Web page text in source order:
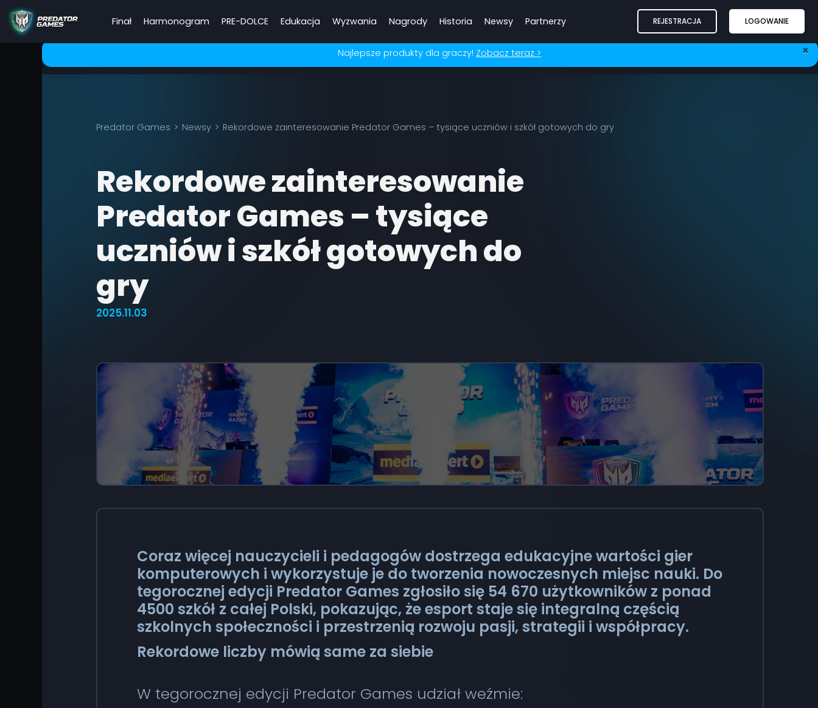
Finał Harmonogram PRE-DOLCE Edukacja Wyzwania Nagrody Historia Newsy Partnerzy REJESTRACJA LOGOWANIE
×
Najlepsze produkty dla graczy! Zobacz teraz >
Predator Games Newsy Rekordowe zainteresowanie Predator Games – tysiące uczniów i szkół gotowych do gry
Rekordowe zainteresowanie
Predator Games – tysiące
uczniów i szkół gotowych do
gry
2025.11.03
Coraz więcej nauczycieli i pedagogów dostrzega edukacyjne wartości gier
komputerowych i wykorzystuje je do tworzenia nowoczesnych miejsc nauki. Do
tegorocznej edycji Predator Games zgłosiło się 54 670 użytkowników z ponad
4500 szkół z całej Polski, pokazując, że esport staje się integralną częścią
szkolnych społeczności i przestrzenią rozwoju pasji, strategii i współpracy.
Rekordowe liczby mówią same za siebie
W tegorocznej edycji Predator Games udział weźmie: